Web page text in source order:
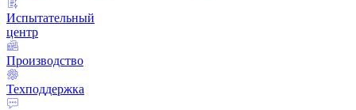
Испытательный
центр
Производство
Техподдержка